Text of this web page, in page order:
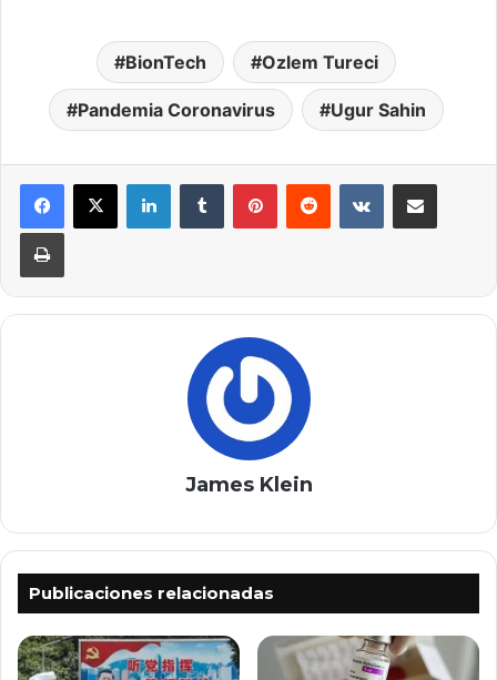
BionTech Ozlem Tureci
Pandemia Coronavirus Ugur Sahin
LinkedInTumblr PinterestReddit VKontakteCompartir por correo
Imprimir
James Klein
Publicaciones relacionadas